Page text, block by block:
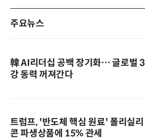
주요뉴스
韓 AI리더십 공백 장기화… 글로벌 3
강 동력 꺼져간다
트럼프, '반도체 핵심 원료' 폴리실리
콘 파생상품에 15% 관세